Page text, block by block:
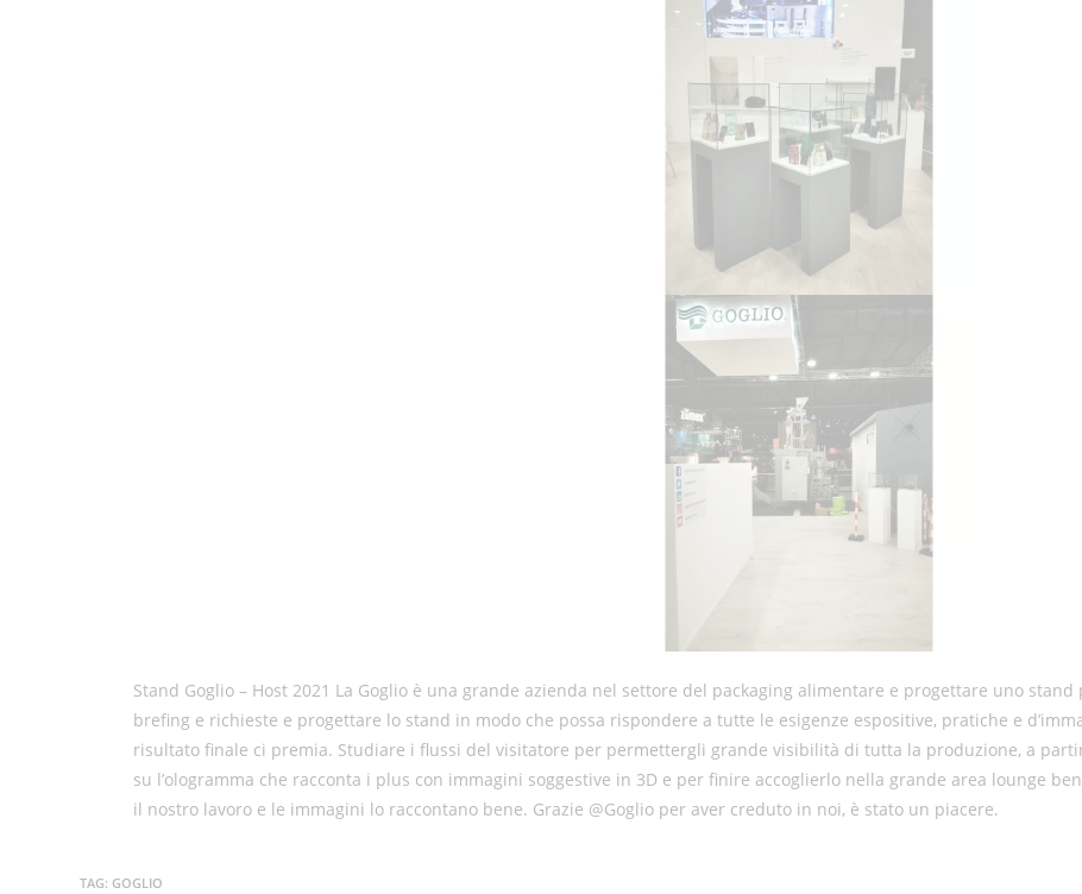
Stand Goglio – Host 2021 La Goglio è una grande azienda nel settore del packaging alimentare e progettare uno
brefing e richieste e progettare lo stand in modo che possa rispondere a tutte le esigenze espositive, pratiche e
risultato finale ci premia. Studiare i flussi del visitatore per permettergli grande visibilità di tutta la produzione, a
su l’ologramma che racconta i plus con immagini soggestive in 3D e per finire accoglierlo nella grande area lounge
il nostro lavoro e le immagini lo raccontano bene. Grazie @Goglio per aver creduto in noi, è stato un piacere.
TAG: GOGLIO